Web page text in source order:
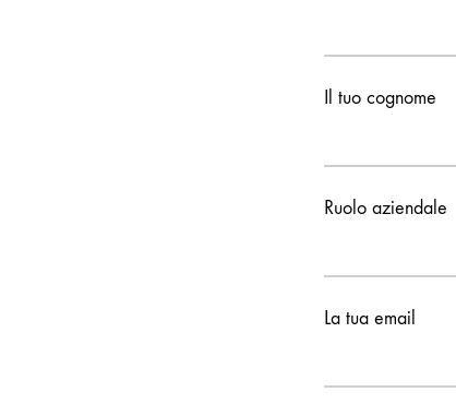
Il tuo cognome
Ruolo aziendale
La tua email